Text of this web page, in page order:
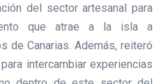
del sector artesanal para
que atrae a la isla a
de Canarias. Además, reiteró
intercambiar experiencias